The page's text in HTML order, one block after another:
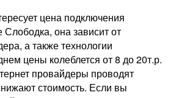
цена подключения
Слободка, она зависит от
а также технологии
цены колеблется от 8 до 20т.р.
провайдеры проводят
стоимость. Если вы